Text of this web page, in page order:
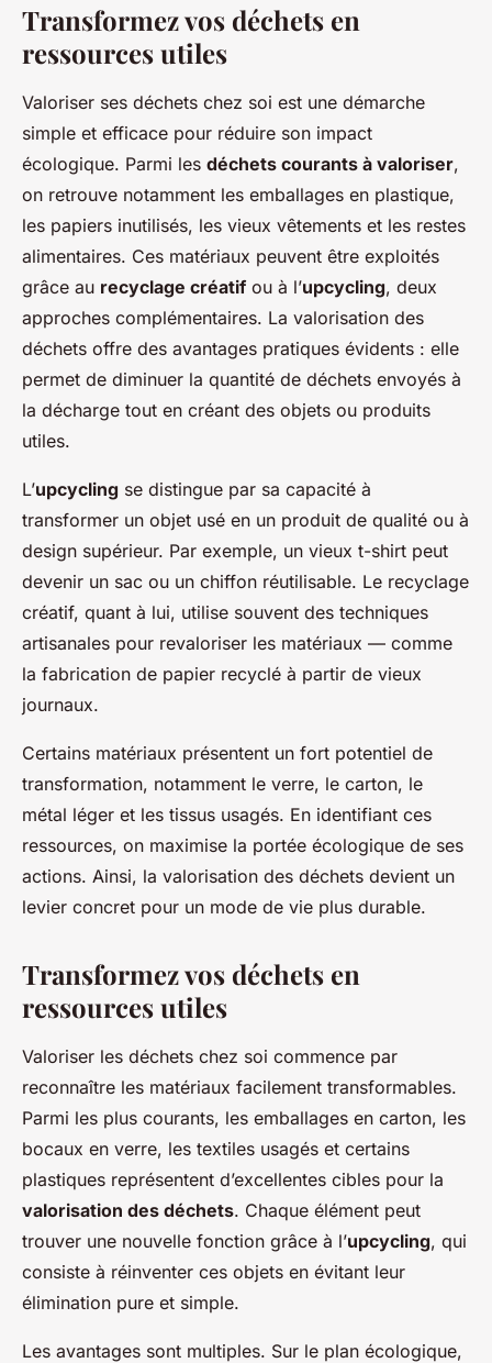
Transformez vos déchets en
ressources utiles
Valoriser ses déchets chez soi est une démarche
simple et efficace pour réduire son impact
écologique. Parmi les déchets courants à valoriser,
on retrouve notamment les emballages en plastique,
les papiers inutilisés, les vieux vêtements et les restes
alimentaires. Ces matériaux peuvent être exploités
grâce au recyclage créatif ou à l’upcycling, deux
approches complémentaires. La valorisation des
déchets offre des avantages pratiques évidents : elle
permet de diminuer la quantité de déchets envoyés à
la décharge tout en créant des objets ou produits
utiles.
L’upcycling se distingue par sa capacité à
transformer un objet usé en un produit de qualité ou à
design supérieur. Par exemple, un vieux t-shirt peut
devenir un sac ou un chiffon réutilisable. Le recyclage
créatif, quant à lui, utilise souvent des techniques
artisanales pour revaloriser les matériaux — comme
la fabrication de papier recyclé à partir de vieux
journaux.
Certains matériaux présentent un fort potentiel de
transformation, notamment le verre, le carton, le
métal léger et les tissus usagés. En identifiant ces
ressources, on maximise la portée écologique de ses
actions. Ainsi, la valorisation des déchets devient un
levier concret pour un mode de vie plus durable.
Transformez vos déchets en
ressources utiles
Valoriser les déchets chez soi commence par
reconnaître les matériaux facilement transformables.
Parmi les plus courants, les emballages en carton, les
bocaux en verre, les textiles usagés et certains
plastiques représentent d’excellentes cibles pour la
valorisation des déchets. Chaque élément peut
trouver une nouvelle fonction grâce à l’upcycling, qui
consiste à réinventer ces objets en évitant leur
élimination pure et simple.
Les avantages sont multiples. Sur le plan écologique,